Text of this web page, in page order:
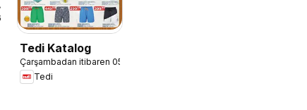
Tedi Katalog
Çarşambadan itibaren 05.08.2026
Tedi